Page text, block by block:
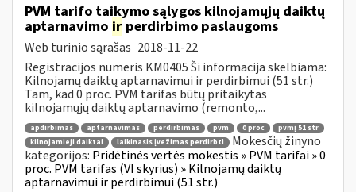
PVM tarifo taikymo sąlygos kilnojamųjų daiktų
aptarnavimo ir perdirbimo paslaugoms
Web turinio sąrašas 2018-11-22
Registracijos numeris KM0405 Ši informacija skelbiama:
Kilnojamų daiktų aptarnavimui ir perdirbimui (51 str.)
Tam, kad 0 proc. PVM tarifas būtų pritaikytas
kilnojamųjų daiktų aptarnavimo (remonto,...
apdirbimas aptarnavimas perdirbimas pvm 0 proc
pvmį 51 str
kilnojamieji daiktai
laikinasis įvežimas perdirbti
Mokesčių žinyno
kategorijos: Pridėtinės vertės mokestis » PVM tarifai » 0
proc. PVM tarifas (VI skyrius) » Kilnojamų daiktų
aptarnavimui ir perdirbimui (51 str.)